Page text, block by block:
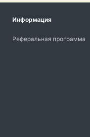
Информация
Реферальная программа